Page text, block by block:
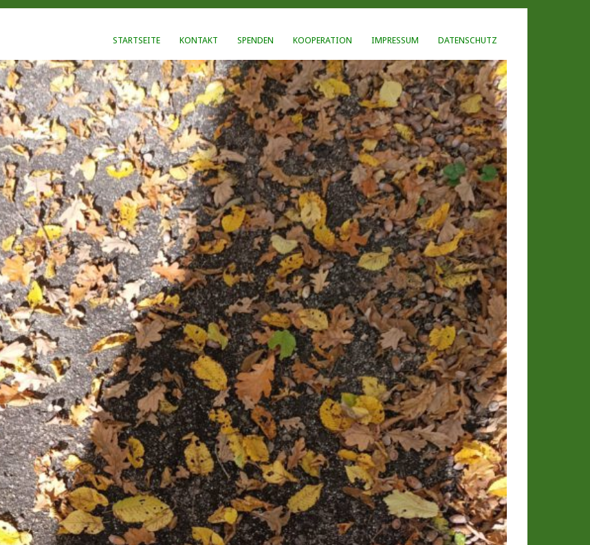
STARTSEITE KONTAKT SPENDEN KOOPERATION IMPRESSUM DATENSCHUTZ